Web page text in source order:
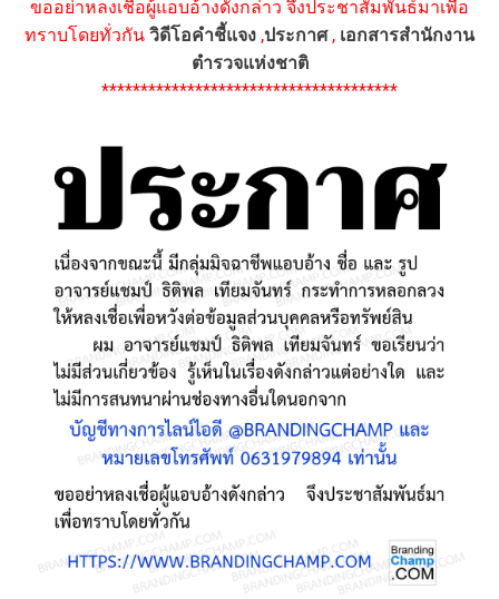
ขออย่าหลงเชื่อผู้แอบอ้างดังกล่าว จึงประชาสัมพันธ์มาเพื่อ
ทราบโดยทั่วกัน วิดีโอคำชี้แจง ,ประกาศ, เอกสารสำนักงาน
ตำรวจแห่งชาติ
**************************************